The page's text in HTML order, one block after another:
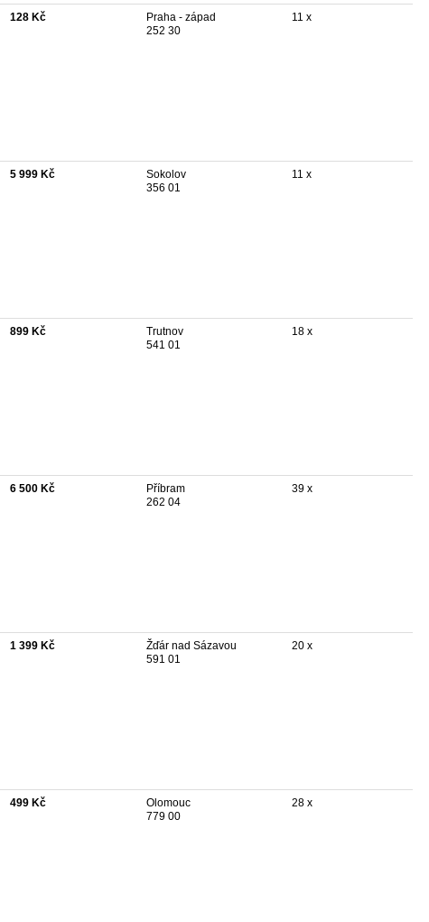
128 Kč
Praha - západ
252 30
11 x
5 999 Kč
Sokolov
356 01
11 x
899 Kč
Trutnov
541 01
18 x
6 500 Kč
Příbram
262 04
39 x
1 399 Kč
Žďár nad Sázavou
591 01
20 x
499 Kč
Olomouc
779 00
28 x